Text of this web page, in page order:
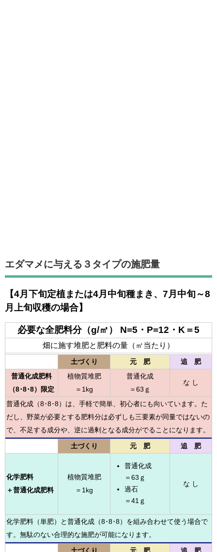
エダマメに与える３タイプの施肥量
【4月下旬定植または4月中旬種まき、7月中旬～8
月上旬収穫の場合】
必要な全肥料分（g/㎡） N=5・P=12・K＝5
畑に施す堆肥と肥料の量（㎡当たり）
土づくり 元 肥
追 肥
普通化成肥料
（8･8･8）限定
植物質堆肥
＝1kg
普通化成
＝63ｇ
な し
普通化成（8･8･8）は、手軽で簡単、初心者にも向いています。た
だし、野菜が必要とする肥料分は必ずしも三要素が同量ではないの
で、不足する成分や、逆に過剰となる成分がでることになります。
土づくり 元 肥 追 肥
化学肥料
＋普通化成肥料
植物質堆肥
＝1kg
普通化成
＝63ｇ
過石
＝41ｇ
な し
化学肥料（単肥）と普通化成（8･8･8）を組み合わせて使う場合で
す。無駄のない合理的な施肥が可能になります。